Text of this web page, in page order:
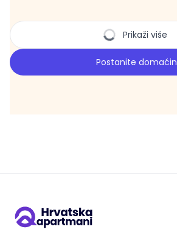
Prikaži više
Postanite domaćin